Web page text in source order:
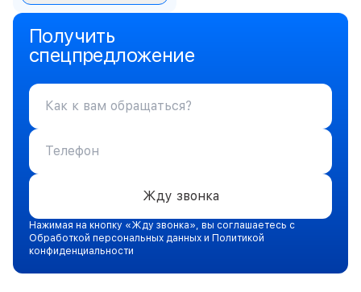
Получить
спецпредложение
Жду звонка
Нажимая на кнопку «Жду звонка», вы соглашаетесь с
Обработкой персональных данных и Политикой
конфиденциальности